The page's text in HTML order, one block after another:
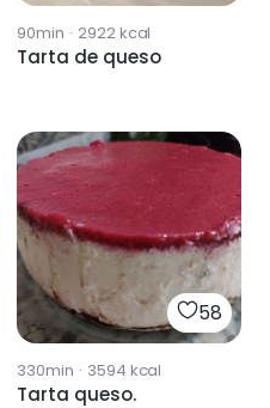
90min · 2922kcal
Tarta de queso
58
330min · 3594 kcal
Tarta queso.